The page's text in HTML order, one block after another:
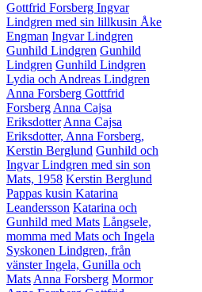
Gottfrid Forsberg Ingvar
Lindgren med sin lillkusin Åke
Engman Ingvar Lindgren
Gunhild Lindgren Gunhild
Lindgren Gunhild Lindgren
Lydia och Andreas Lindgren
Anna Forsberg Gottfrid
Forsberg Anna Cajsa
Eriksdotter Anna Cajsa
Eriksdotter, Anna Forsberg,
Kerstin Berglund Gunhild och
Ingvar Lindgren med sin son
Mats, 1958 Kerstin Berglund
Pappas kusin Katarina
Leandersson Katarina och
Gunhild med Mats Långsele,
momma med Mats och Ingela
Syskonen Lindgren, från
vänster Ingela, Gunilla och
Mats Anna Forsberg Mormor